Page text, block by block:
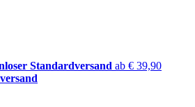
Standardversand ab € 39,90